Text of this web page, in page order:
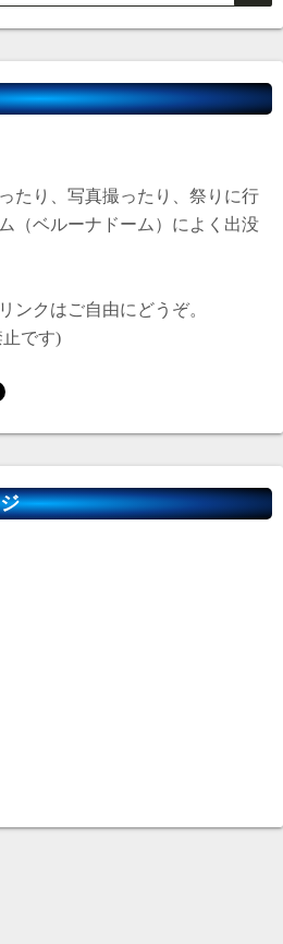
たり、写真撮ったり、祭りに行
（ベルーナドーム）によく出没
ンクはご自由にどうぞ。
です)